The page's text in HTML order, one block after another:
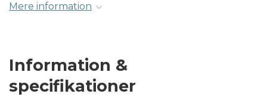
Mere information
Information &
specifikationer